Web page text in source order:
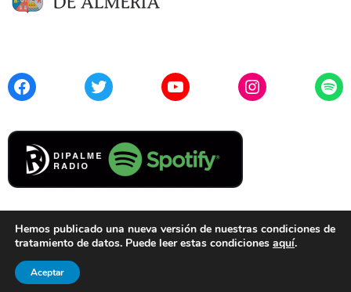
FacebookTwitter YouTubeInstagram
Cookies
© 2021 Diputación de Almería. Todos los derechos reservados.
Hemos publicado una nueva versión de nuestras condiciones de
tratamiento de datos. Puede leer estas condiciones aquí.
Aceptar